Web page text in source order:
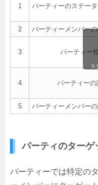
1 パーティーのステー
2 パーティーメンバー
3 パーティー
4 パーティーの
5 パーティーメンバー
ス
パーティのターゲ
パーティーでは特定の